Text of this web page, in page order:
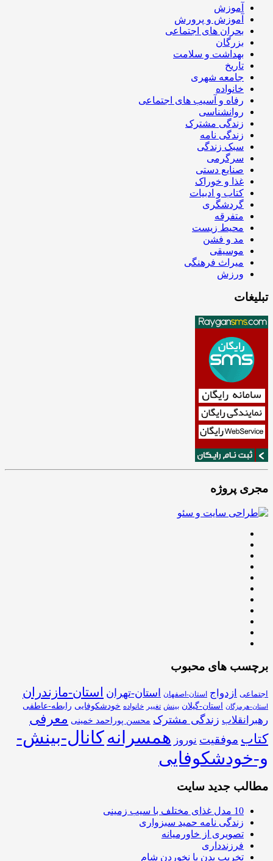
آموزش
آموزش و پرورش
بحران های اجتماعی
بزرگان
بهداشت و سلامت
تاریخ
جامعه شهری
خانواده
رفاه و آسیب های اجتماعی
روانشناسی
زندگی مشترک
زندگی نامه
سبک زندگی
سرگرمی
صنایع دستی
غذا و خوراک
کتاب و ادبیات
گردشگری
متفرقه
محیط زیست
مد و فشن
موسیقی
میراث فرهنگی
ورزش
تبلیغات
مجری پروژه
برچسب های محبوب
اجتماعی ازدواج استان-اصفهان استان-تهران استان-مازندران
استان-هرمزگان استان-گیلان بینش تغییر خانواده خودشکوفایی رابطه-عاطفی
رهبرانقلاب زندگی مشترک محسن پوراحمد خمینی معرفی
کتاب موفقیت نوروز همسرانهکانال-بینش-
و-خودشکوفایی
مطالب جدید سایت
10 مدل غذای مختلف با سیب زمینی
زندگی نامه حمید سبزواری
تصویری از خاورمیانه
فرزندداری
تخریب بدن با نخوردن شام